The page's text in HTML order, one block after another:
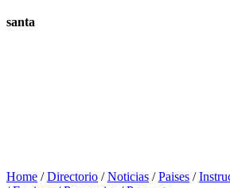
santa
Home /Directorio /Noticias /Paises /